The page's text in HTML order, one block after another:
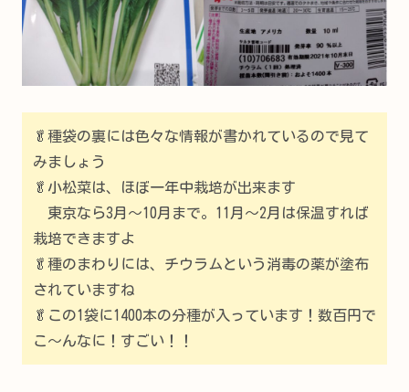
🥬種袋の裏には色々な情報が書かれているので見て
みましょう
🥬小松菜は、ほぼ一年中栽培が出来ます
東京なら3月～10月まで。11月～2月は保温すれば
栽培できますよ
🥬種のまわりには、チウラムという消毒の薬が塗布
されていますね
🥬この1袋に1400本の分種が入っています！数百円で
こ～んなに！すごい！！